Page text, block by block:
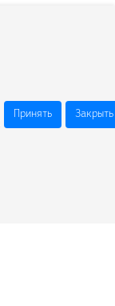
Принять Закрыть